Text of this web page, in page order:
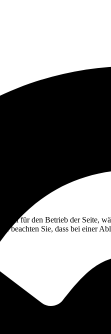
für den Betrieb der Seite,
beachten Sie, dass bei einer